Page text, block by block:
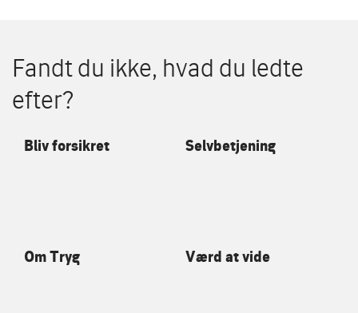
Fandt du ikke, hvad du ledte
efter?
Bliv forsikret Selvbetjening
Om Tryg Værd at vide